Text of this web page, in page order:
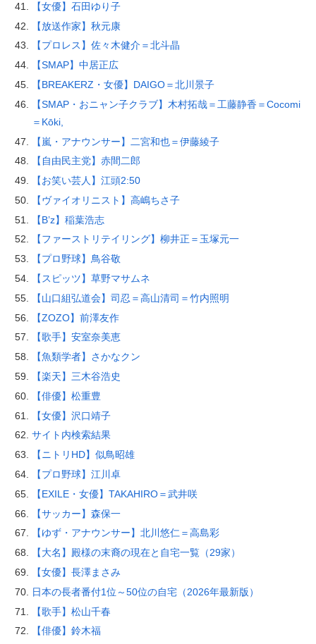
【女優】石田ゆり子
【放送作家】秋元康
【プロレス】佐々木健介＝北斗晶
【SMAP】中居正広
【BREAKERZ・女優】DAIGO＝北川景子
【SMAP・おニャン子クラブ】木村拓哉＝工藤静香＝Cocomi
＝Kōki,
【嵐・アナウンサー】二宮和也＝伊藤綾子
【自由民主党】赤間二郎
【お笑い芸人】江頭2:50
【ヴァイオリニスト】高嶋ちさ子
【B’z】稲葉浩志
【ファーストリテイリング】柳井正＝玉塚元一
【プロ野球】鳥谷敬
【スピッツ】草野マサムネ
【山口組弘道会】司忍＝高山清司＝竹内照明
【ZOZO】前澤友作
【歌手】安室奈美恵
【魚類学者】さかなクン
【楽天】三木谷浩史
【俳優】松重豊
【女優】沢口靖子
サイト内検索結果
【ニトリHD】似鳥昭雄
【プロ野球】江川卓
【EXILE・女優】TAKAHIRO＝武井咲
【サッカー】森保一
【ゆず・アナウンサー】北川悠仁＝高島彩
【大名】殿様の末裔の現在と自宅一覧（29家）
【女優】長澤まさみ
日本の長者番付1位～50位の自宅（2026年最新版）
【歌手】松山千春
【俳優】鈴木福